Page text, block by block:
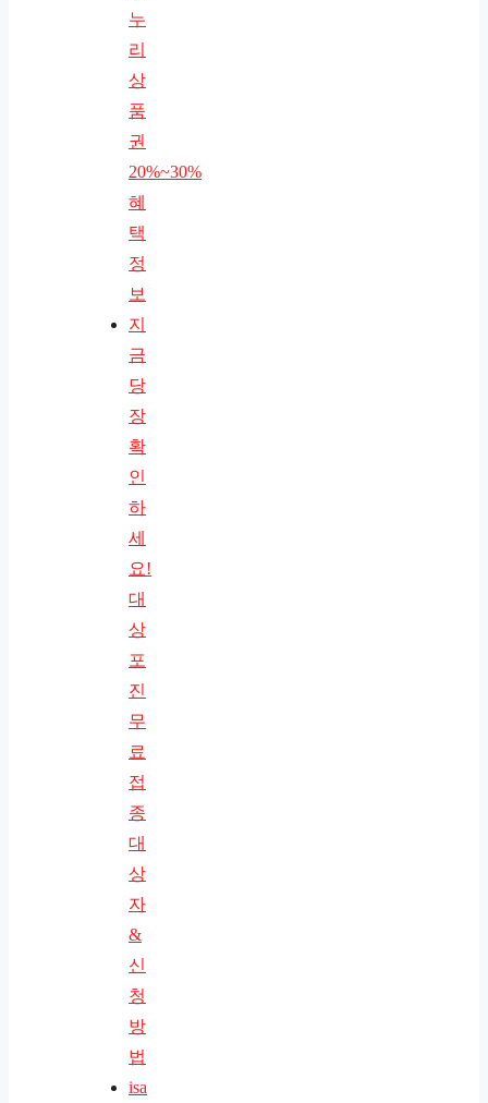
누
리
상
품
권
20%~30%
혜
택
정
보
지
금
당
장
확
인
하
세
요!
대
상
포
진
무
료
접
종
대
상
자
&
신
청
방
법
isa